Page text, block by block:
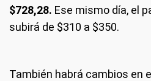
$728,28. Ese mismo día, el
subirá de $310 a $350.
También habrá cambios en